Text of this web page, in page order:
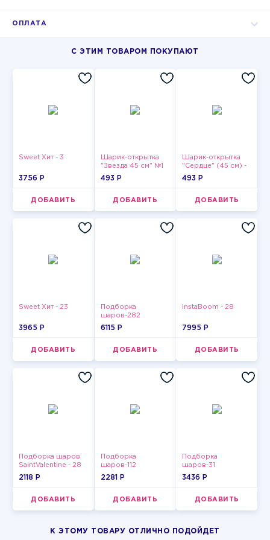
ОПЛАТА
С ЭТИМ ТОВАРОМ ПОКУПАЮТ
Sweet Хит - 3
3756 P
ДОБАВИТЬ
Шарик-открытка
"Звезда 45 см" №1
493 P
ДОБАВИТЬ
Шарик-открытка
"Сердце" (45 см) -
2
493 P
ДОБАВИТЬ
Sweet Хит - 23
3965 P
ДОБАВИТЬ
Подборка
шаров-282
6115 P
ДОБАВИТЬ
InstaBoom - 28
7995 P
ДОБАВИТЬ
Подборка шаров
SaintValentine - 28
2118 P
ДОБАВИТЬ
Подборка
шаров-112
2281 P
ДОБАВИТЬ
Подборка
шаров-31
3436 P
ДОБАВИТЬ
К ЭТОМУ ТОВАРУ ОТЛИЧНО ПОДОЙДЕТ